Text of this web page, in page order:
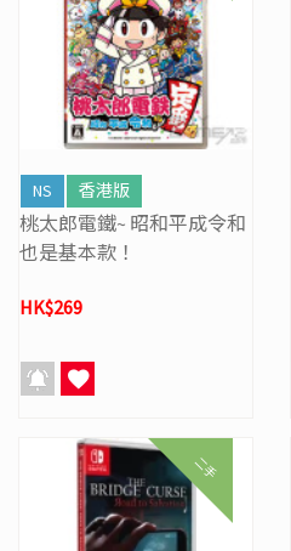
NS 香港版
桃太郎電鐵~ 昭和平成令和
也是基本款！
HK$269
二手